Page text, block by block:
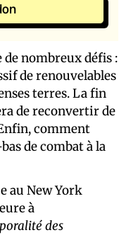
nombreux défis :
de renouvelables
terres. La fin
de reconvertir de
comment
de combat à la
au New York
à
des